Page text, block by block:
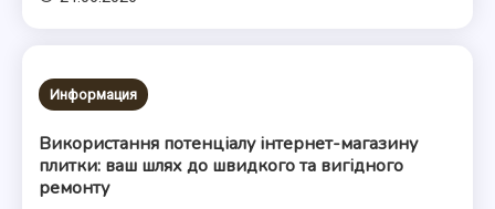
Информация
Використання потенціалу інтернет-магазину
плитки: ваш шлях до швидкого та вигідного
ремонту